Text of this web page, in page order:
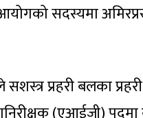
सदस्यमा
प्रहरी बलका